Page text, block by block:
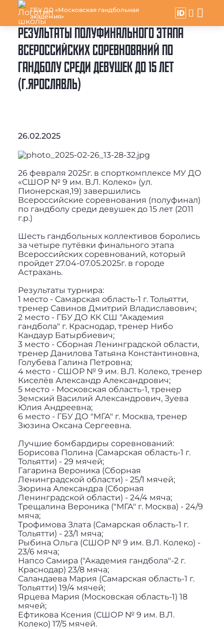
ГБУ ДО «Московская гандбольная
академия»
РЕЗУЛЬТАТЫ ПОЛУФИНАЛЬНОГО ЭТАПА
ВСЕРОССИЙСКИХ СОРЕВНОВАНИЙ ПО
ГАНДБОЛУ СРЕДИ ДЕВУШЕК ДО 15 ЛЕТ
(Г.ЯРОСЛАВЛЬ)
26.02.2025
26 февраля 2025г. в спорткомплексе МУ ДО
«СШОР № 9 им. В.Л. Колеко» (ул.
Пионерская,19) завершились
Всероссийские соревнования (полуфинал)
по гандболу среди девушек до 15 лет (2011
г.р.)
Шесть гандбольных коллективов боролись
за четыре путёвки финального этапа
Всероссийских соревнований, который
пройдет 27.04-07.05.2025г. в городе
Астрахань.
Результаты турнира:
1 место - Самарская область-1 г. Тольятти,
тренер Савинов Дмитрий Владиславович;
2 место - ГБУ ДО КК СШ "Академия
гандбола" г. Краснодар, тренер Нибо
Кандаур Батырбиевич;
3 место - Сборная Ленинградской области,
тренер Данилова Татьяна Константиновна,
Голубева Галина Петровна;
4 место - СШОР № 9 им. В.Л. Колеко, тренер
Киселёв Александр Александрович;
5 место - Московская область-1, тренер
Земский Василий Александрович, Зуева
Юлия Андреевна;
6 место - ГБУ ДО "МГА" г. Москва, тренер
Зюзина Оксана Сергеевна.
Лучшие бомбардиры соревнований:
Борисова Полина (Самарская область-1 г.
Тольятти) - 29 мячей;
Гагарина Вероника (Сборная
Ленинградской области) - 25/1 мячей;
Зюрина Александра (Сборная
Ленинградской области) - 24/4 мяча;
Трещалина Вероника ("МГА" г. Москва) - 24/9
мяча;
Трофимова Злата (Самарская область-1 г.
Тольятти) - 23/1 мяча;
Рыбина Ольга (СШОР № 9 им. В.Л. Колеко) -
23/6 мяча;
Напсо Самира ("Академия гандбола"-2 г.
Краснодар) 23/8 мяча;
Саландаева Мария (Самарская область-1 г.
Тольятти) 19/4 мячей;
Ярцева Мария (Московская область-1) 18
мячей;
Ефтикова Ксения (СШОР № 9 им. В.Л.
Колеко) 17/5 мячей.